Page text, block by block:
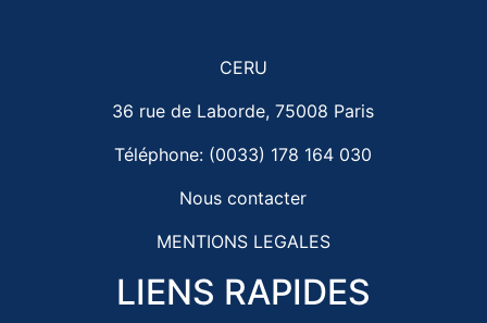
CERU
36 rue de Laborde, 75008 Paris
Téléphone: (0033) 178 164 030
Nous contacter
MENTIONS LEGALES
LIENS RAPIDES